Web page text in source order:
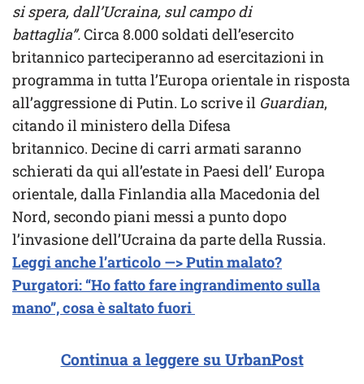
si spera, dall’Ucraina, sul campo di
battaglia”.Circa 8.000 soldati dell’esercito
britannico parteciperanno ad esercitazioni in
programma in tutta l’Europa orientale in risposta
all’aggressione di Putin. Lo scrive il Guardian,
citando il ministero della Difesa
britannico. Decine di carri armati saranno
schierati da qui all’estate in Paesi dell’ Europa
orientale, dalla Finlandia alla Macedonia del
Nord, secondo piani messi a punto dopo
l’invasione dell’Ucraina da parte della Russia.
Leggi anche l’articolo —> Putin malato?
Purgatori: “Ho fatto fare ingrandimento sulla
mano”, cosa è saltato fuori
Continua a leggere su UrbanPost